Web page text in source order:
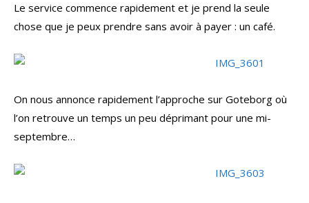
Le service commence rapidement et je prend la seule
chose que je peux prendre sans avoir à payer : un café.
On nous annonce rapidement l’approche sur Goteborg où
l’on retrouve un temps un peu déprimant pour une mi-
septembre…